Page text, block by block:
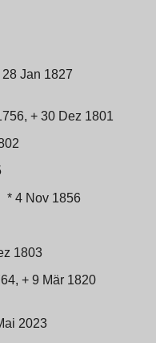
Jan 1827
+ 30 Dez 1801
* 4 Nov 1856
1803
+ 9 Mär 1820
2023